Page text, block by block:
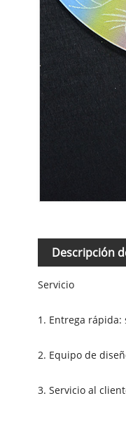
Descripción
Servicio
1. Entrega
2. Equipo de
3. Servicio al